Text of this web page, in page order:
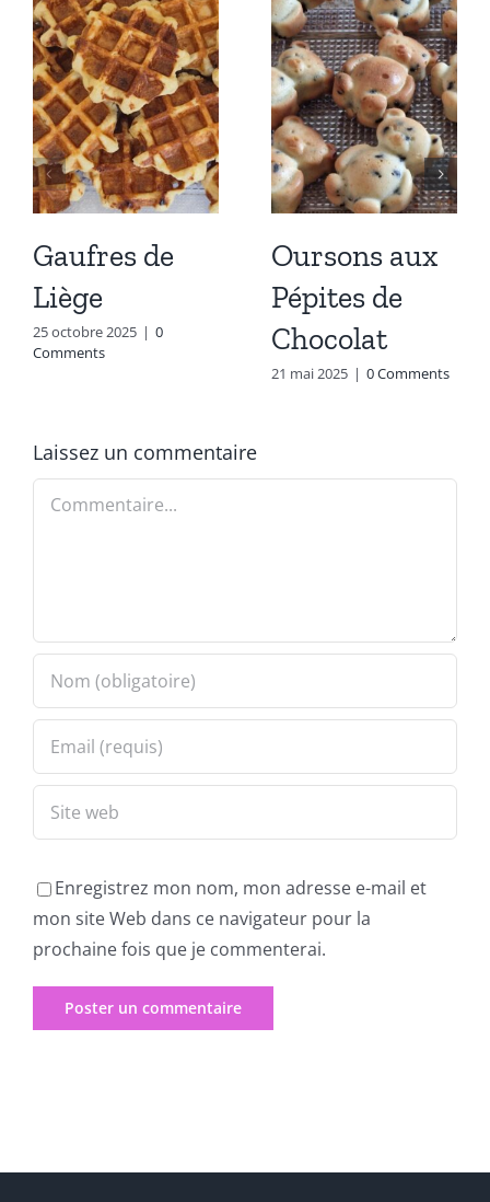
Gaufres de
Liège
25 octobre 2025 | 0
Comments
Oursons aux
Pépites de
Chocolat
21 mai 2025 | 0 Comments
Laissez un commentaire
Commentaire
Enregistrez mon nom, mon adresse e-mail et
mon site Web dans ce navigateur pour la
prochaine fois que je commenterai.